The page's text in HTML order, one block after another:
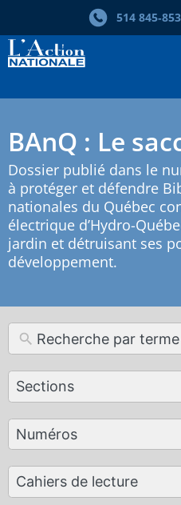
514
BAnQ : Le
Dossier publié dans le
à protéger et défendre
nationales du Québec
électrique d’Hydro-
jardin et détruisant ses
développement.
Sections
12
results
Numéros
179
results
Cahiers de lecture
50
results